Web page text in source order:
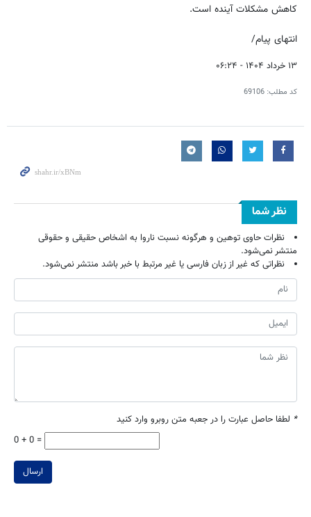
کاهش مشکلات آینده است.
انتهای پیام/
۱۳ خرداد ۱۴۰۴ - ۰۶:۲۴
کد مطلب: 69106
نظر شما
نظرات حاوی توهین و هرگونه نسبت ناروا به اشخاص حقیقی و حقوقی
منتشر نمی‌شود.
نظراتی که غیر از زبان فارسی یا غیر مرتبط با خبر باشد منتشر نمی‌شود.
* لطفا حاصل عبارت را در جعبه متن روبرو وارد کنید
0 + 0 =
ارسال